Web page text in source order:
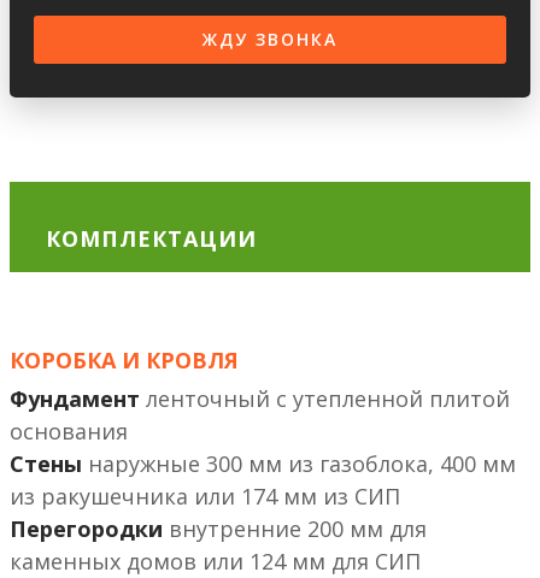
КОМПЛЕКТАЦИИ
КОРОБКА И КРОВЛЯ
Фундамент ленточный с утепленной плитой
основания
Стены наружные 300 мм из газоблока, 400 мм
из ракушечника или 174 мм из СИП
Перегородки внутренние 200 мм
или 124 мм